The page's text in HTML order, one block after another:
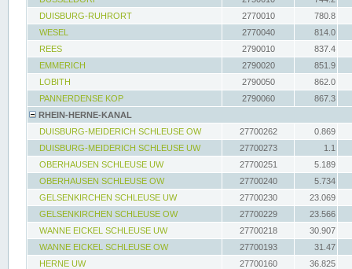
DUISBURG-RUHRORT
2770010
780.8
WESEL
2770040
814.0
REES
2790010
837.4
EMMERICH
2790020
851.9
LOBITH
2790050
862.0
PANNERDENSE KOP
2790060
867.3
RHEIN-HERNE-KANAL
DUISBURG-MEIDERICH SCHLEUSE OW
27700262
0.869
DUISBURG-MEIDERICH SCHLEUSE UW
27700273
1.1
OBERHAUSEN SCHLEUSE UW
27700251
5.189
OBERHAUSEN SCHLEUSE OW
27700240
5.734
GELSENKIRCHEN SCHLEUSE UW
27700230
23.069
GELSENKIRCHEN SCHLEUSE OW
27700229
23.566
WANNE EICKEL SCHLEUSE UW
27700218
30.907
WANNE EICKEL SCHLEUSE OW
27700193
31.47
HERNE UW
27700160
36.825